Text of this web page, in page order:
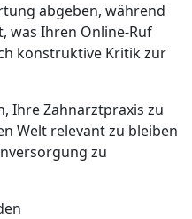
abgeben, während
was Ihren Online-Ruf
konstruktive Kritik zur
Ihre Zahnarztpraxis zu
Welt relevant zu bleiben
zu